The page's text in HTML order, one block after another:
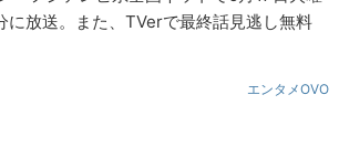
に放送。また、TVerで最終話見逃し無料
エンタメOVO